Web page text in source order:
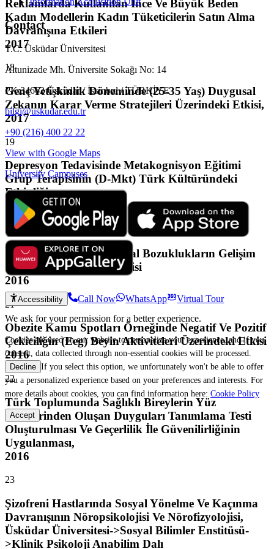
Reklamlarda Kullanılan İnce Ve Büyük Beden
Kadın Modellerin Kadın Tüketicilerin Satın Alma
Davranışına Etkileri
2017
18
Genç Yetişkinlik Döneminde (25-35 Yaş) Duygusal
Zekanın Karar Verme Stratejileri Üzerindeki Etkisi,
2017
19
Depresyon Tedavisinde Metakognisyon Eğitimi
Grup Terapisinin (D-Mkt) Türk Kültüründeki
Etkinliği,
2017
20
Otizm'de Görülen Duyusal Bozuklukların Gelişim
Basamaklarına Olan Etkisi
2016
21
Obezite Kamu Spotları Örneğinde Negatif Ve Pozitif
Çekiciliğin (Eeg) Beyin Aktiviteleri Üzerindeki Etkisi
2016
22
Türk Toplumunda Sağlıklı Bireylerin Yüz
İfadelerinden Oluşan Duyguları Tanımlama Testi
Oluşturulması Ve Geçerlilik İle Güvenilirliğinin
Uygulanması,
2016
23
Şizofreni Hastlarında Sosyal Yönelme Ve Kaçınma
Davranışının Nöropsikolojisi Ve Nörofizyolojisi,
Üsküdar Üniversitesi->Sosyal Bilimler Enstitüsü-
>Klinik Psikoloji Anabilim Dalı
Contact
T.C. Üsküdar Üniversitesi
Altunizade Mh. Üniversite Sokağı No: 14
PK:34662 Üsküdar / İstanbul / TÜRKİYE
bilgi@uskudar.edu.tr
+90 (216) 400 22 22
View with Google Maps
University Campuses
Accessibility Call Now WhatsApp
Virtual Tour
We ask for your permission for a better experience.
Cookies are used on our website to personalize your experience, and if you
consent, data collected through non-essential cookies will be processed.
Decline If you select this option, we unfortunately won't be able to offer
you a personalized experience based on your preferences and interests. For
more details about cookies, you can find information here: Cookie Policy
Accept